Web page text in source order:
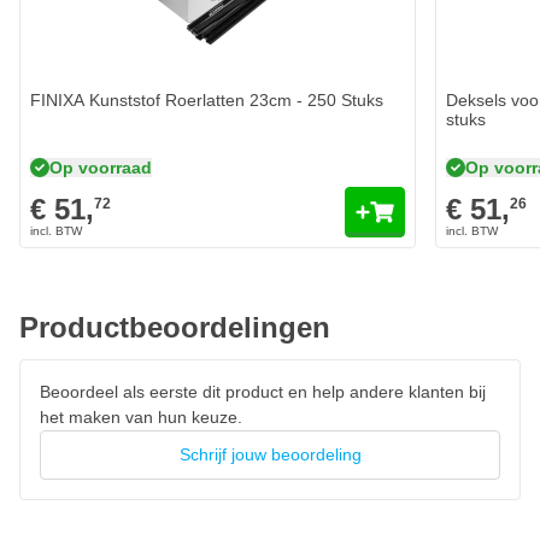
bang hoeft te zijn dat er stof of vuil in komt.
FINIXA Kunststof Roerlatten 23cm - 250 Stuks
Op voorraad
€ 51,72
Deksels
stuks
Op
€ 51,26
Productbeoordelingen
Beoordeel als eerste dit product en help andere klanten bij
het maken van hun keuze.
Schrijf jouw beoordeling